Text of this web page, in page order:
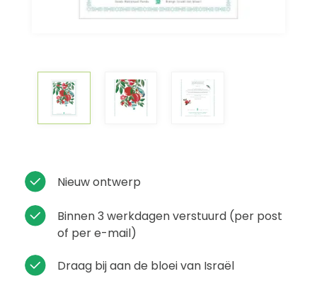
Nieuw ontwerp
Binnen 3 werkdagen verstuurd (per post
of per e-mail)
Draag bij aan de bloei van Israël